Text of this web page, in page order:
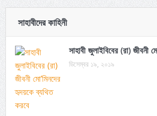
সাহাবীদের কাহিনী
সাহাবী জুলাইবিবের (রা) জীবনী
ডিসেম্বর ১৯, ২০১৯